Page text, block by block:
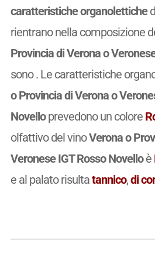
caratteristiche organolettiche
rientrano nella composizione
Provincia di Verona o
sono . Le caratteristiche
o Provincia di Verona o
Novelloprevedono un colore
olfattivo del vinoVerona o
Veronese IGT Rosso Novelloè
e al palato risultatannico,di